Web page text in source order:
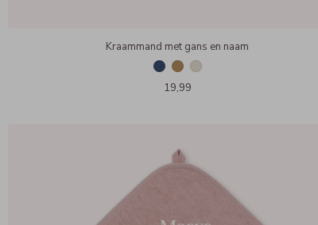
Kraammand met gans en naam
19,99